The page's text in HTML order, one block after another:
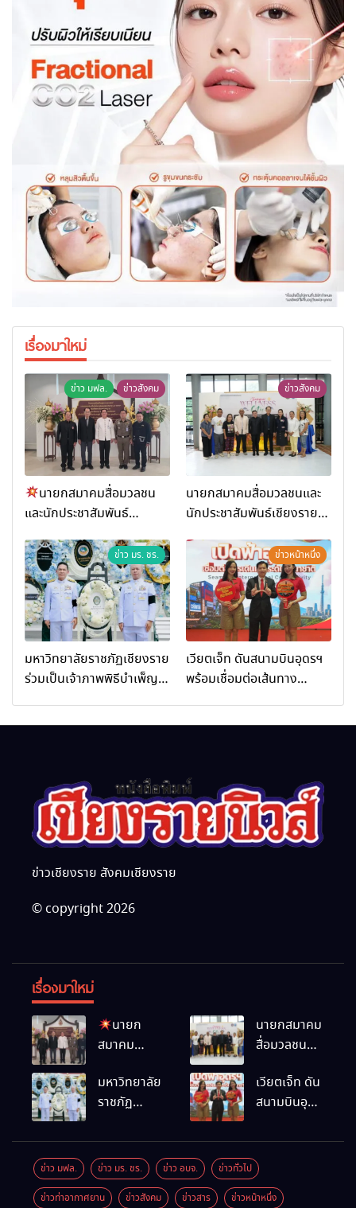
เรื่องมาใหม่
ข่าว มฟล. ข่าวสังคม
นายกสมาคมสื่อมวลชน
และนักประชาสัมพันธ์
เปิด “โครงการเสริมสร้างสุข
ภาวะพระสงฆ์” ถวายพระกุศล
99 พรรษา สมเด็จพระ
สังฆราช
ข่าวสังคม
นายกสมาคมสื่อมวลชนและ
นักประชาสัมพันธ์เชียงราย
การท่องเที่ยวและกีฬาจังหวัด
เชียงราย จัดกิจกรรมอบรม
“การพัฒนาศักยภาพผู้
ประกอบการและเครือข่าย
ธุรกิจ Wellness สู่การ
เติบโตอย่างยั่งยืน (Chiang
Rai Wellness Business
ข่าว มร. ชร.
มหาวิทยาลัยราชภัฏเชียงราย
ร่วมเป็นเจ้าภาพพิธีบำเพ็ญ
ข่าวหน้าหนึ่ง
เวียตเจ็ท ดันสนามบินอุดรฯ
พร้อมเชื่อมต่อเส้นทาง
ข่าวเชียงราย สังคมเชียงราย
© copyright 2026
เรื่องมาใหม่
นายก
สมาคม
และนัก
ประชาสัมพันธ์
ร่วมในงานที่
มฟล. เปิด
“โครงการ
นายกสมาคม
สื่อมวลชน
ประชาสัมพันธ์
เชียงราย
กิจกรรมที่
สำนักงาน
การท่องเที่ยว
มหาวิทยาลัย
ราชภัฏ
ร่วมเป็นเจ้า
ภาพพิธี
บำเพ็ญกุศล
พร้อมน้อม
เวียตเจ็ท ดัน
สนามบินอุ
เชื่อมต่อเส้น
ทางนานาชาติ
ข่าว มฟล. ข่าว มร. ชร. ข่าว อบจ. ข่าวทั่วไป
ข่าวท่าอากาศยาน ข่าวสังคม ข่าวสาร ข่าวหน้าหนึ่ง